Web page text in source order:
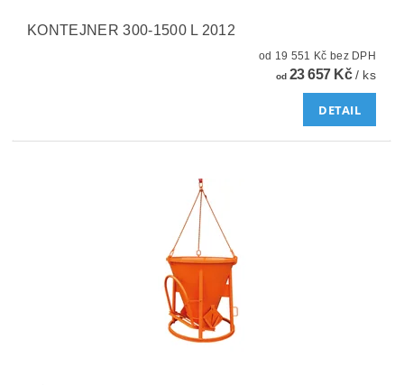
KONTEJNER 300-1500 L 2012
od 19 551 Kč bez DPH
od23 657 Kč/ ks
DETAIL